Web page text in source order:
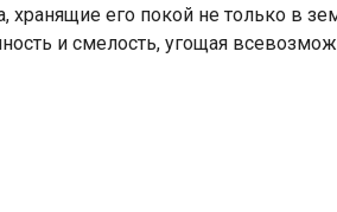
хранящие его покой не только в
и смелость, угощая